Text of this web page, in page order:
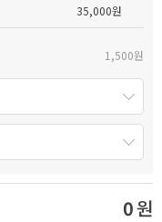
35,000원
1,500원
0원